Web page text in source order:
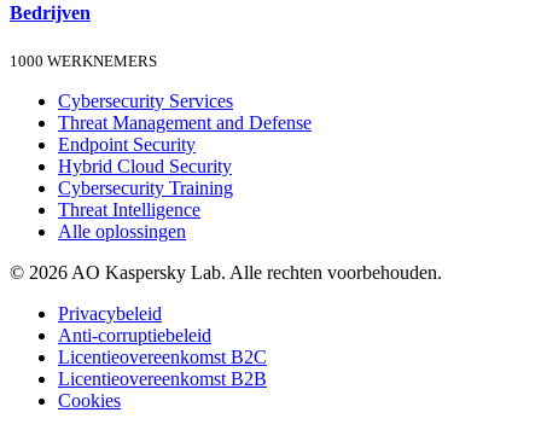
Bedrijven
1000 WERKNEMERS
Cybersecurity Services
Threat Management and Defense
Endpoint Security
Hybrid Cloud Security
Cybersecurity Training
Threat Intelligence
Alle oplossingen
© 2026 AO Kaspersky Lab. Alle rechten voorbehouden.
Privacybeleid
Anti-corruptiebeleid
Licentieovereenkomst B2C
Licentieovereenkomst B2B
Cookies